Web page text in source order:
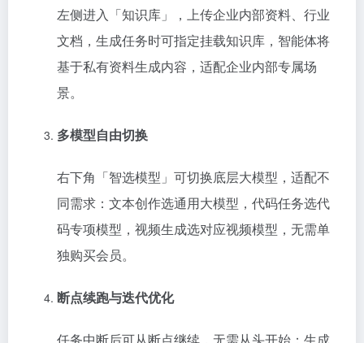
左侧进入「知识库」，上传企业内部资料、行业
文档，生成任务时可指定挂载知识库，智能体将
基于私有资料生成内容，适配企业内部专属场
景。
多模型自由切换
右下角「智选模型」可切换底层大模型，适配不
同需求：文本创作选通用大模型，代码任务选代
码专项模型，视频生成选对应视频模型，无需单
独购买会员。
断点续跑与迭代优化